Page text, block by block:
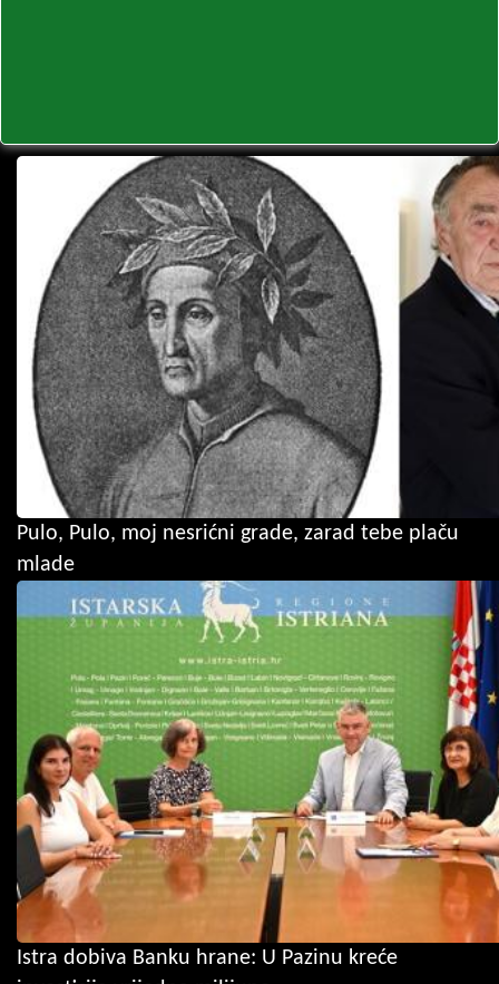
Pulo, Pulo, moj nesrićni grade, zarad tebe plaču
mlade
Istra dobiva Banku hrane: U Pazinu kreće